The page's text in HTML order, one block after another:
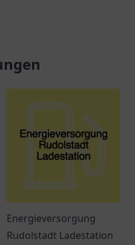
Energieversorgung
Rudolstadt Ladestation